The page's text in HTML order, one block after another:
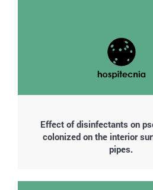
Effect of disinfectants on
colonized on the interior
pipes.